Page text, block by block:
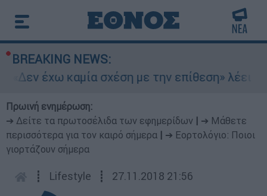
BREAKING NEWS:
έχω καμία σχέση με την επίθεση» λέει η
Πρωινή ενημέρωση:
➔ Δείτε τα πρωτοσέλιδα των εφημερίδων
➔ Μάθετε
περισσότερα για τον καιρό σήμερα
➔ Εορτολόγιο: Ποιοι
γιορτάζουν σήμερα
┋ Lifestyle ┋ 27.11.2018 21:56